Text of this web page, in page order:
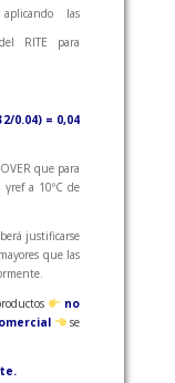
las
RITE para
0.04) = 0,04
que para
γref a 10ºC de
justificarse
que las
no
se